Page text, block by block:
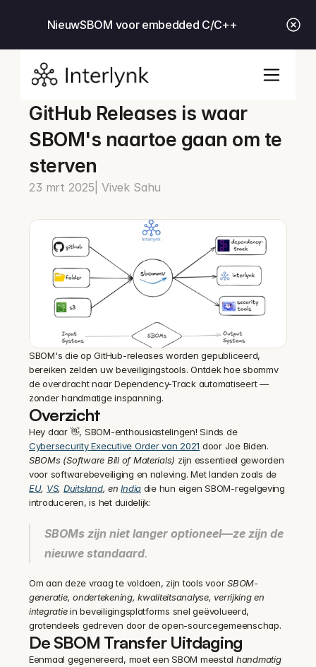
NieuwSBOM voor embedded C/C++
GitHub Releases is waar
SBOM's naartoe gaan om te
sterven
23 mrt 2025 | Vivek Sahu
SBOM's die op GitHub-releases worden gepubliceerd,
bereiken zelden uw beveiligingstools. Ontdek hoe sbommv
de overdracht naar Dependency-Track automatiseert —
zonder handmatige inspanning.
Overzicht
Hey daar 👋, SBOM-enthousiastelingen! Sinds de
Cybersecurity Executive Order van 2021
SBOMs (Software Bill of Materials) zijn essentieel geworden
EU, VS, Duitsland, en India die hun eigen SBOM-regelgeving
introduceren, is het duidelijk:
SBOMs zijn niet langer optioneel—ze zijn de
nieuwe standaard.
Om aan deze vraag te voldoen, zijn tools voor SBOM-
generatie, ondertekening, kwaliteitsanalyse, verrijking en
integratie in beveiligingsplatforms snel geëvolueerd,
grotendeels gedreven door de open-sourcegemeenschap.
De SBOM Transfer Uitdaging
Eenmaal gegenereerd, moet een SBOM meestal handmatig